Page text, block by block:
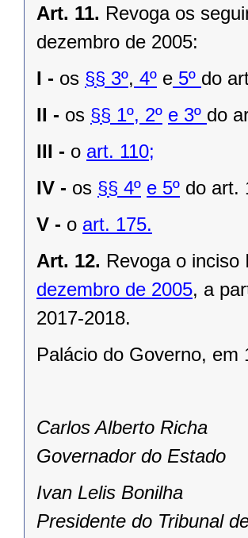
Art. 11. Revoga os
dezembro de 2005:
I - os §§ 3º, 4º e 5º do
II - os §§ 1º, 2º e 3º do
III - o art. 110;
IV - os §§ 4º e 5º do art.
V - o art. 175.
Art. 12. Revoga o
dezembro de 2005, a
2017-2018.
Palácio do Governo, em
Carlos Alberto Richa
Governador do Estado
Ivan Lelis Bonilha
Presidente do Tribunal